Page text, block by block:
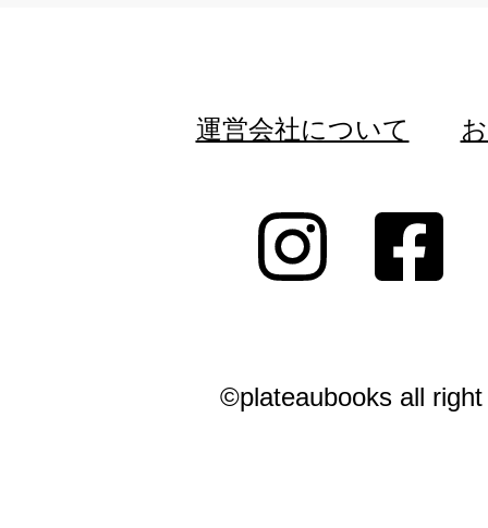
運営会社について
©plateaubooks all